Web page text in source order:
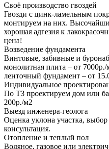
Своё производство гвоздей
Гвозди с цинк-ламельным
монтируем на них.
хорошая адгезия к
цена!
Возведение фундамента
Винтовые, забивные и
монолитная плита – от
ленточный фундамент – от
Индивидуальное
По ТЗ проектируем дом или
200р./м2
Выезд инженера-геолога
Оценка уклона участка,
консультация.
Отопление и теплый пол
Водяное, газовое или